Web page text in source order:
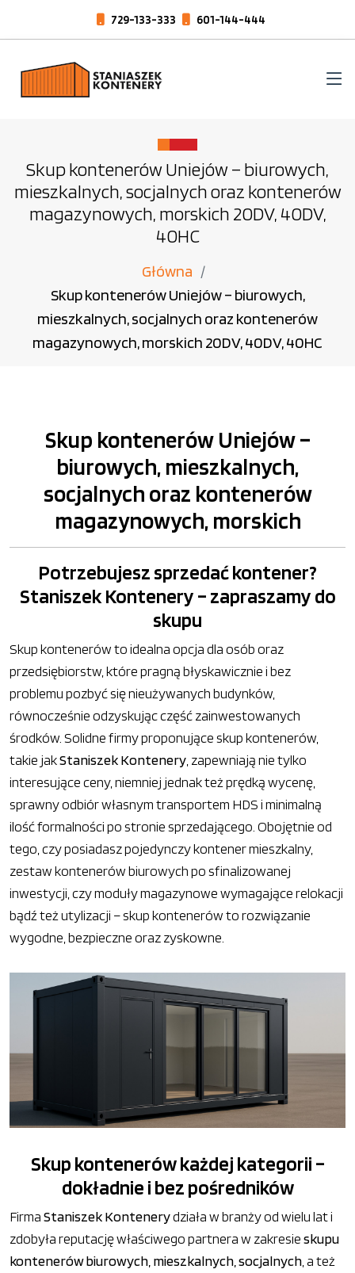
729-133-333 601-144-444
Skup kontenerów Uniejów – biurowych,
mieszkalnych, socjalnych oraz kontenerów
magazynowych, morskich 20DV, 40DV,
40HC
Główna
Skup kontenerów Uniejów – biurowych,
mieszkalnych, socjalnych oraz kontenerów
magazynowych, morskich 20DV, 40DV, 40HC
Skup kontenerów Uniejów –
biurowych, mieszkalnych,
socjalnych oraz kontenerów
magazynowych, morskich
Potrzebujesz sprzedać kontener?
Staniszek Kontenery – zapraszamy do
skupu
Skup kontenerów to idealna opcja dla osób oraz
przedsiębiorstw, które pragną błyskawicznie i bez
problemu pozbyć się nieużywanych budynków,
równocześnie odzyskując część zainwestowanych
środków. Solidne firmy proponujące skup kontenerów,
takie jakStaniszek Kontenery , zapewniają nie tylko
interesujące ceny, niemniej jednak też prędką wycenę,
sprawny odbiór własnym transportem HDS i minimalną
ilość formalności po stronie sprzedającego. Obojętnie od
tego, czy posiadasz pojedynczy kontener mieszkalny,
zestaw kontenerów biurowych po sfinalizowanej
inwestycji, czy moduły magazynowe wymagające relokacji
bądź też utylizacji – skup kontenerów to rozwiązanie
wygodne, bezpieczne oraz zyskowne.
Skup kontenerów każdej kategorii –
dokładnie i bez pośredników
FirmaStaniszek Kontenerydziała w branży od wielu lat i
zdobyła reputację właściwego partnera w zakresieskupu
kontenerów biurowych, mieszkalnych, socjalnych , a też